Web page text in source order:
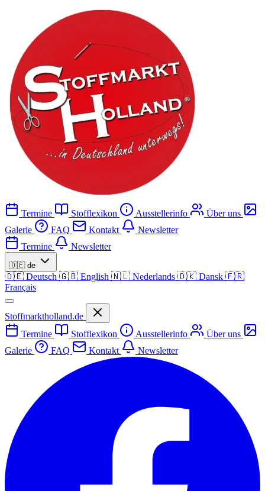
Termine Stofflexikon Ausstellerinfo
Über uns
Galerie
FAQ Kontakt
Newsletter
Termine
Newsletter
🇩🇪 de
🇩🇪 Deutsch 🇬🇧 English 🇳🇱 Nederlands 🇩🇰 Dansk 🇫🇷
Français
Stoffmarktholland.de
Termine
Stofflexikon Ausstellerinfo
Über uns
Galerie
FAQ Kontakt Newsletter